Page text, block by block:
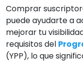
Comprar
puede ayudarte a
mejorar tu
requisitos del
(YPP), lo que